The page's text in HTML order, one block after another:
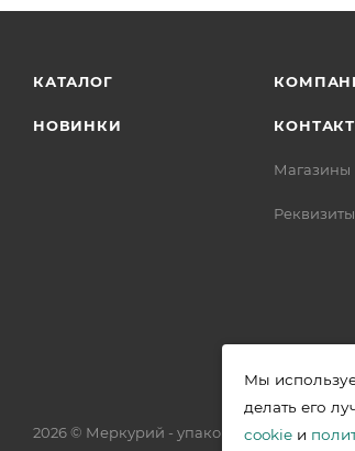
КАТАЛОГ
НОВИНКИ
Магазины
Реквизиты
2026 © Меркурий - упаковочная
Мы
делать его
cookieи